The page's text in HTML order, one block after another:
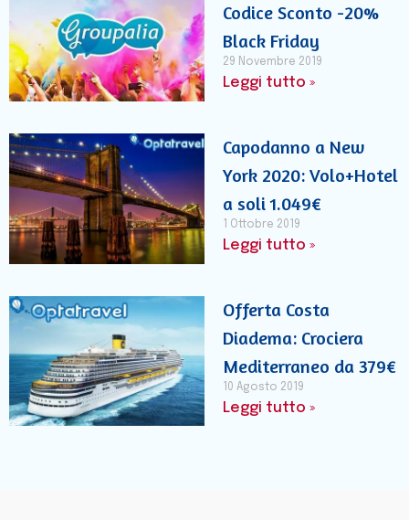
Codice Sconto -20%
Black Friday
29 Novembre 2019
Leggi tutto »
Capodanno a New
York 2020: Volo+Hotel
a soli 1.049€
1 Ottobre 2019
Leggi tutto »
Offerta Costa
Diadema: Crociera
Mediterraneo da 379€
10 Agosto 2019
Leggi tutto »